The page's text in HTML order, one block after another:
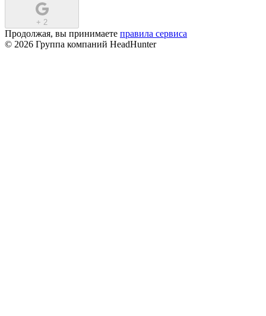
+ 2
Продолжая, вы принимаете правила сервиса
© 2026 Группа компаний HeadHunter